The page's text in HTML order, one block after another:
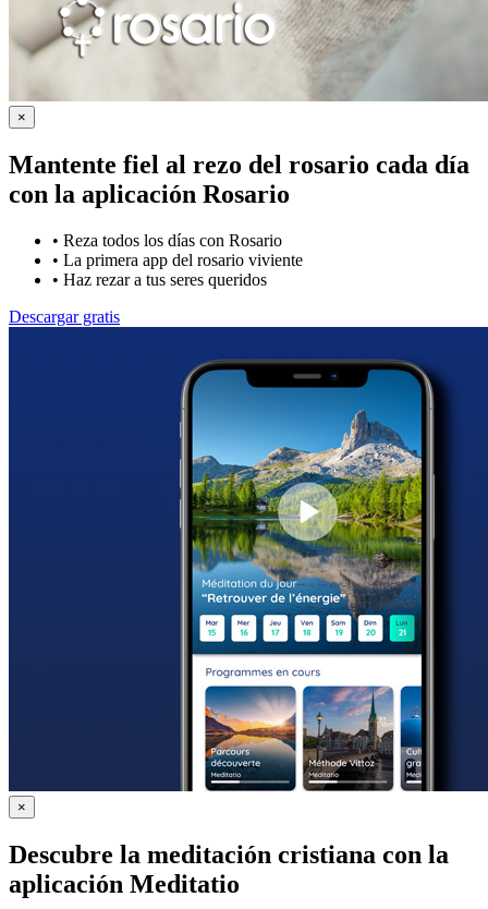
×
Mantente fiel al rezo del rosario cada día
con la aplicación Rosario
• Reza todos los días con Rosario
• La primera app del rosario viviente
• Haz rezar a tus seres queridos
Descargar gratis
×
Descubre la meditación cristiana con la
aplicación Meditatio